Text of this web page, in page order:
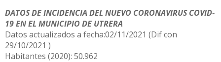
DATOS DE INCIDENCIA DEL NUEVO CORONAVIRUS COVID-
19 EN EL MUNICIPIO DE UTRERA
Datos actualizados a fecha:02/11/2021 (Dif con
29/10/2021 )
Habitantes (2020): 50.962